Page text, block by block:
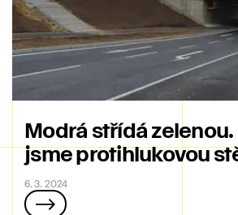
Modrá střídá
jsme protihlukovou
6. 3. 2024